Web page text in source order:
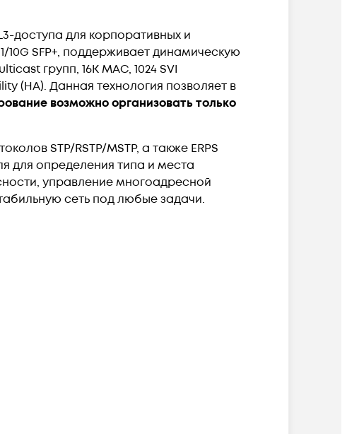
доступа для корпоративных и
SFP+, поддерживает динамическую
групп, 16K MAC, 1024 SVI
(HA). Данная технология позволяет в
возможно организовать только
STP/RSTP/MSTP, а также ERPS
для определения типа и места
управление многоадресной
сеть под любые задачи.